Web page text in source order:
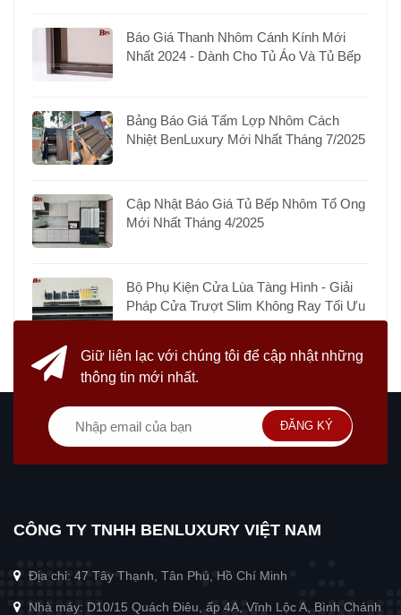
Báo Giá Thanh Nhôm Cánh Kính Mới
Nhất 2024 - Dành Cho Tủ Áo Và Tủ Bếp
Bảng Báo Giá Tấm Lợp Nhôm Cách
Nhiệt BenLuxury Mới Nhất Tháng 7/2025
Cập Nhật Báo Giá Tủ Bếp Nhôm Tổ Ong
Mới Nhất Tháng 4/2025
Bộ Phụ Kiện Cửa Lùa Tàng Hình - Giải
Pháp Cửa Trượt Slim Không Ray Tối Ưu
Giữ liên lạc với chúng tôi để cập nhật những
thông tin mới nhất.
ĐĂNG KÝ
CÔNG TY TNHH BENLUXURY VIỆT NAM
Địa chỉ: 47 Tây Thạnh, Tân Phú, Hồ Chí Minh
Nhà máy: D10/15 Quách Điêu, ấp 4A, Vĩnh Lộc A, Bình Chánh